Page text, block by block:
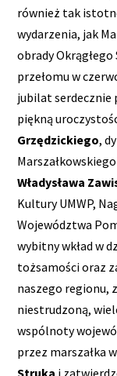
również tak
wydarzenia, jak
obrady
przełomu w
jubilat serdecznie
piękną
Grzędzickiego,
Władysława
Kultury UMWP,
Województwa
wybitny wkład w
tożsamości oraz
naszego regionu,
niestrudzoną,
wspólnoty
przez marszałka
Struka i